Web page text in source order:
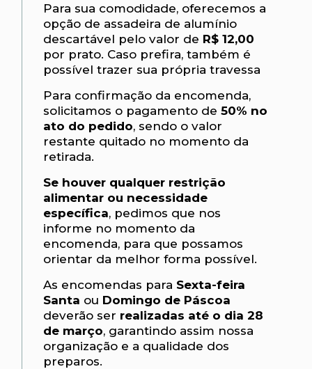
Para sua comodidade, oferecemos a
opção de assadeira de alumínio
descartável pelo valor de R$ 12,00
por prato. Caso prefira, também é
possível trazer sua própria travessa
Para confirmação da encomenda,
solicitamos o pagamento de 50% no
ato do pedido, sendo o valor
restante quitado no momento da
retirada.
Se houver qualquer restrição
alimentar ou necessidade
específica, pedimos que nos
informe no momento da
encomenda, para que possamos
orientar da melhor forma possível.
As encomendas para Sexta-feira
Santa ou Domingo de Páscoa
deverão ser realizadas até o dia 28
de março, garantindo assim nossa
organização e a qualidade dos
preparos.